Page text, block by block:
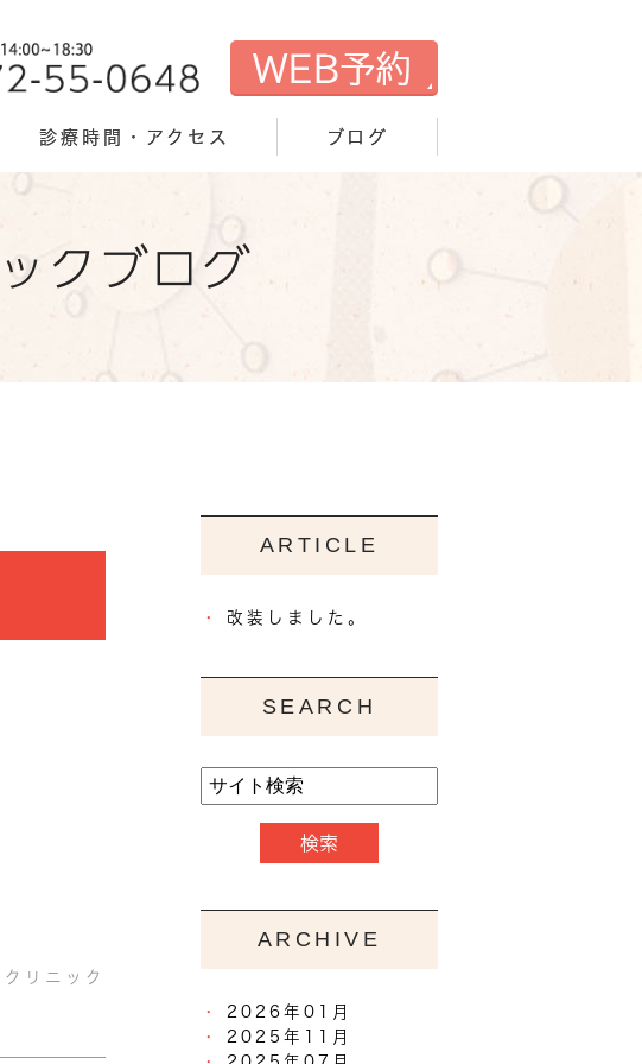
診療時間・アクセス ブログ
クブログ
リニック
ARTICLE
改装しました。
SEARCH
ARCHIVE
2026年01月
2025年11月